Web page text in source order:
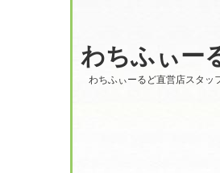
わちふぃー
わちふぃーるど直営店スタッ